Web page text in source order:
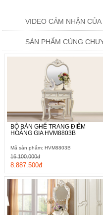
VIDEO CẢM NHẬN
SẢN PHẨM CÙNG
BỘ BÀN GHẾ TRANG ĐIỂM
HOÀNG GIA HVM8803B
Mã sản phẩm: HVM8803B
8.887.500đ
16.100.000đ